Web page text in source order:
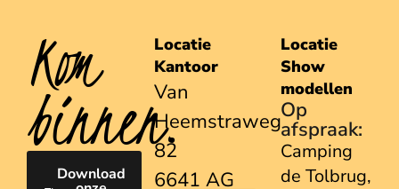
Kom
binnen.
Download
Locatie
Kantoor
Van
Heemstraweg
82
6641 AG
Locatie
Show
modellen
Op
afspraak:
Camping
de Tolbrug,